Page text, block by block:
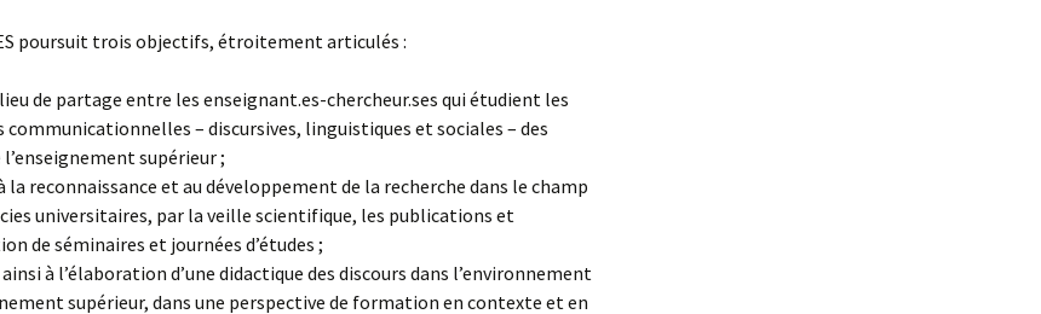
poursuit trois objectifs, étroitement articulés :
de partage entre les enseignant.es-chercheur.ses qui étudient les
communicationnelles – discursives, linguistiques et sociales – des
l’enseignement supérieur ;
la reconnaissance et au développement de la recherche dans le champ
universitaires, par la veille scientifique, les publications et
de séminaires et journées d’études ;
à l’élaboration d’une didactique des discours dans l’environnement
supérieur, dans une perspective de formation en contexte et en